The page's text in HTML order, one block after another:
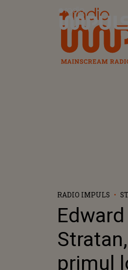
Radio Impuls
RADIO IMPULS
primul